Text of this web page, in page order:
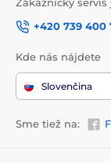
+420 739 400
Kde nás nájdete
Slovenčina
Sme tiež na: